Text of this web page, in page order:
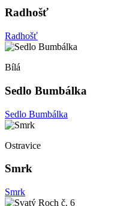
Radhošť
Radhošť
Bílá
Sedlo Bumbálka
Sedlo Bumbálka
Ostravice
Smrk
Smrk